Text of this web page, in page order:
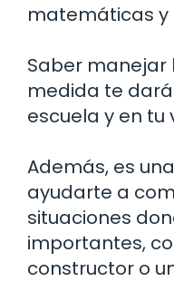
matemáticas y
Saber manejar
medida te
escuela y en tu
Además, es
ayudarte a
situaciones
importantes,
constructor o